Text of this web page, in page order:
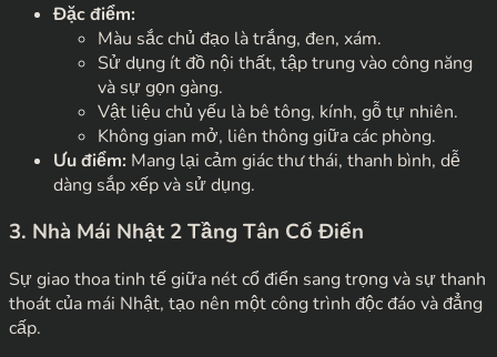
Đặc điểm:
Màu sắc chủ đạo là trắng, đen, xám.
Sử dụng ít đồ nội thất, tập trung vào công năng
và sự gọn gàng.
Vật liệu chủ yếu là bê tông, kính, gỗ tự nhiên.
Không gian mở, liên thông giữa các phòng.
Ưu điểm: Mang lại cảm giác thư thái, thanh bình, dễ
dàng sắp xếp và sử dụng.
3. Nhà Mái Nhật 2 Tầng Tân Cổ Điển
Sự giao thoa tinh tế giữa nét cổ điển sang trọng và sự thanh
thoát của mái Nhật, tạo nên một công trình độc đáo và đẳng
cấp.